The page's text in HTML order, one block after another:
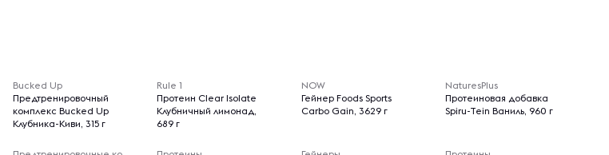
Bucked Up
Предтренировочный
комплекс Bucked Up
Клубника-Киви, 315 г
Rule 1
Протеин Clear Isolate
Клубничный лимонад,
689 г
NOW
Гейнер Foods Sports
Carbo Gain, 3629 г
NaturesPlus
Протеиновая добавка
Spiru-Tein Ваниль, 960 г